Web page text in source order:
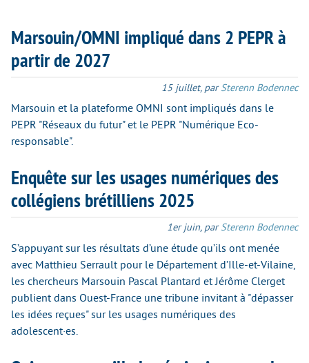
Marsouin/OMNI impliqué dans 2 PEPR à
partir de 2027
15 juillet, parSterenn Bodennec
Marsouin et la plateforme OMNI sont impliqués dans le
PEPR "Réseaux du futur" et le PEPR "Numérique Eco-
responsable".
Enquête sur les usages numériques des
collégiens brétilliens 2025
1er juin, parSterenn Bodennec
S’appuyant sur les résultats d’une étude qu’ils ont menée
avec Matthieu Serrault pour le Département d’Ille-et-Vilaine,
les chercheurs Marsouin Pascal Plantard et Jérôme Clerget
publient dans Ouest-France une tribune invitant à "dépasser
les idées reçues" sur les usages numériques des
adolescent·es.